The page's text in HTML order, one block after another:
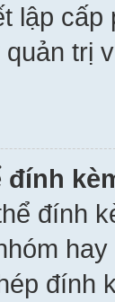
lập
trị
đính
đính
đính